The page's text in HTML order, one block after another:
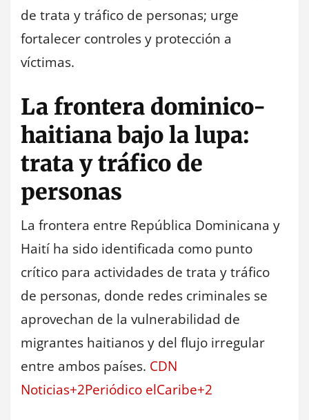
de trata y tráfico de personas; urge
fortalecer controles y protección a
víctimas.
La frontera dominico-
haitiana bajo la lupa:
trata y tráfico de
personas
La frontera entre República Dominicana y
Haití ha sido identificada como punto
crítico para actividades de trata y tráfico
de personas, donde redes criminales se
aprovechan de la vulnerabilidad de
migrantes haitianos y del flujo irregular
entre ambos países. CDN
Noticias+2Periódico elCaribe+2